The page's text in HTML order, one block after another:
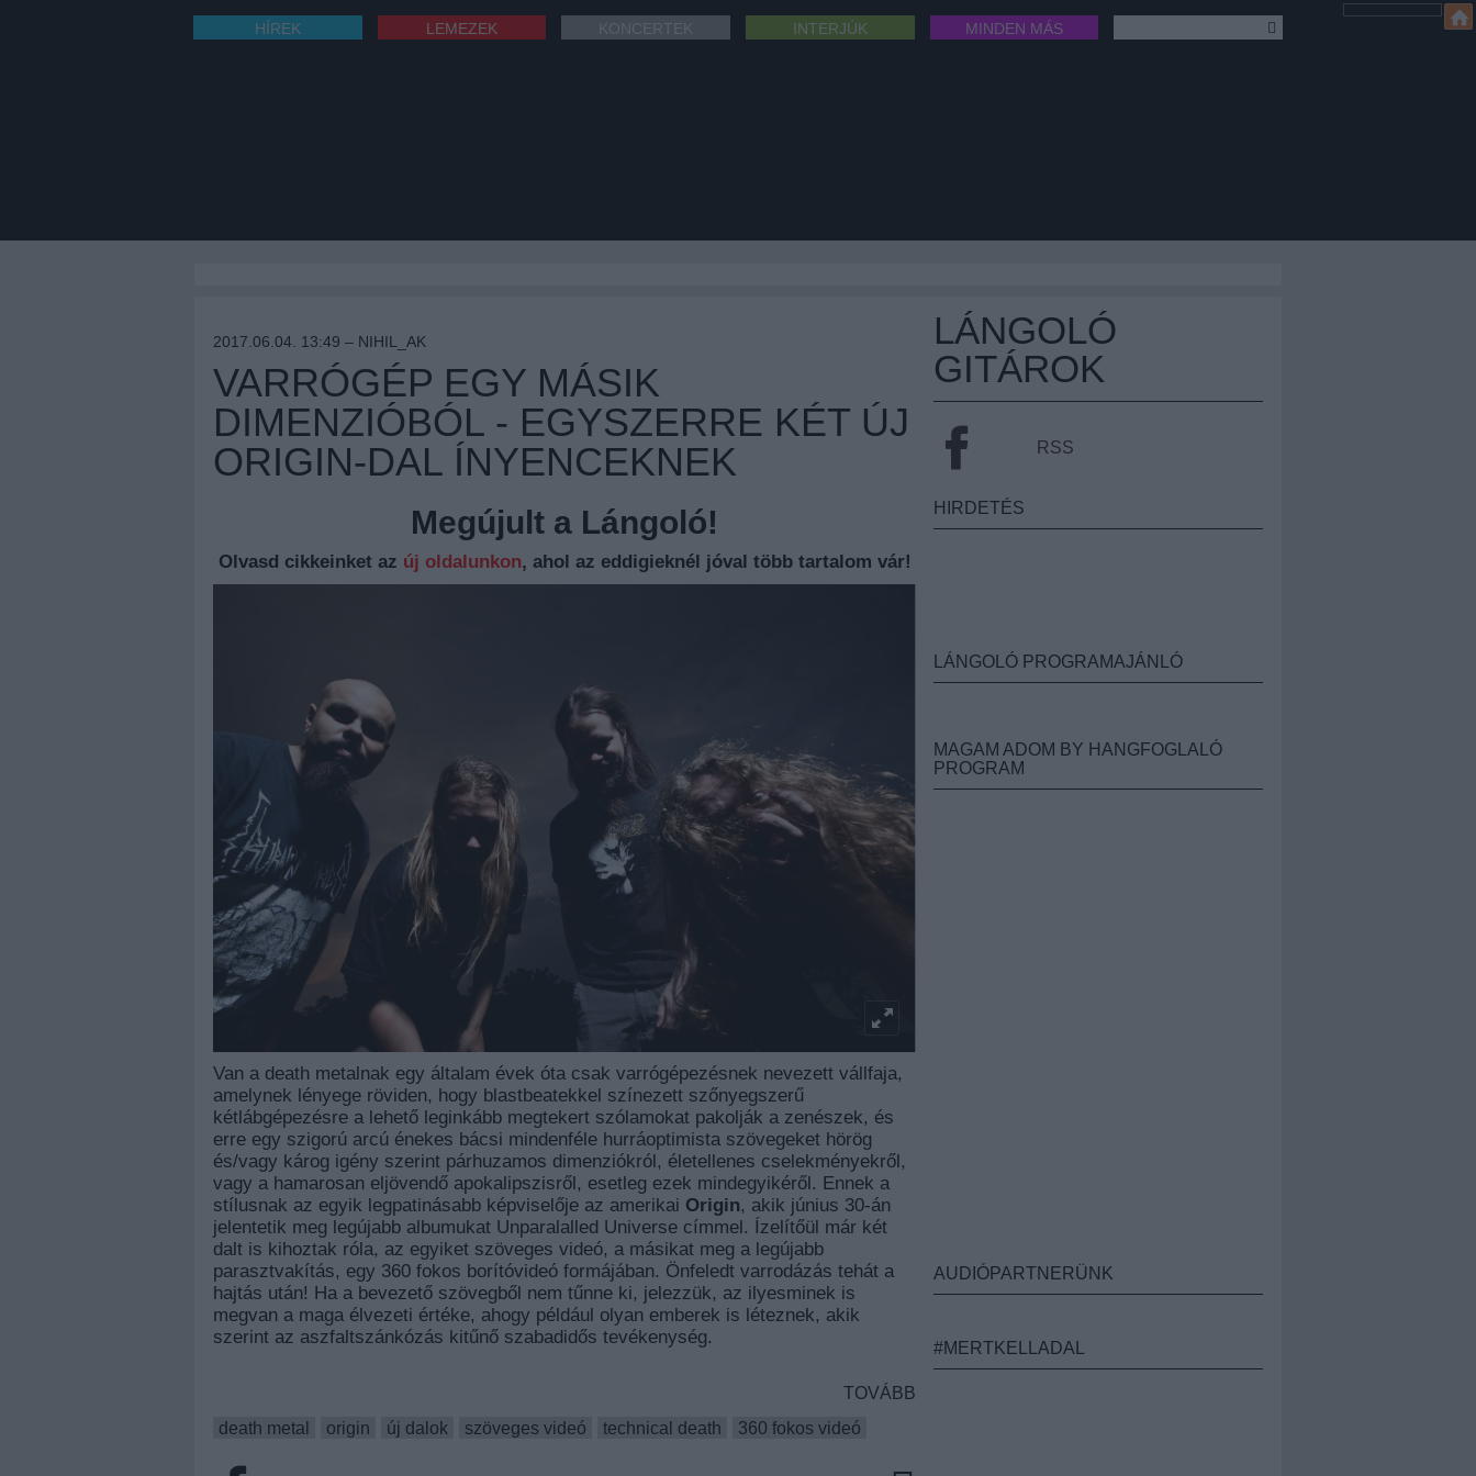
HÍREK LEMEZEK INTERJÚK MINDEN MÁS
2017.06.04. 13:49 – NIHIL_AK
VARRÓGÉP EGY MÁSIK
DIMENZIÓBÓL - EGYSZERRE KÉT ÚJ
ORIGIN-DAL ÍNYENCEKNEK
Megújult a Lángoló!
Olvasd cikkeinket az új oldalunkon, ahol az eddigieknél jóval több tartalom vár!
Van a death metalnak egy általam évek óta csak varrógépezésnek nevezett vállfaja,
amelynek lényege röviden, hogy blastbeatekkel színezett szőnyegszerű
kétlábgépezésre a lehető leginkább megtekert szólamokat pakolják a zenészek, és
erre egy szigorú arcú énekes bácsi mindenféle hurráoptimista szövegeket hörög
és/vagy károg igény szerint párhuzamos dimenziókról, életellenes cselekményekről,
vagy a hamarosan eljövendő apokalipszisről, esetleg ezek mindegyikéről. Ennek a
stílusnak az egyik legpatinásabb képviselője az amerikai Origin, akik június 30-án
jelentetik meg legújabb albumukat Unparalalled Universe címmel. Ízelítőül már két
dalt is kihoztak róla, az egyiket szöveges videó, a másikat meg a legújabb
parasztvakítás, egy 360 fokos borítóvideó formájában. Önfeledt varrodázás tehát a
hajtás után! Ha a bevezető szövegből nem tűnne ki, jelezzük, az ilyesminek is
megvan a maga élvezeti értéke, ahogy például olyan emberek is léteznek, akik
szerint az aszfaltszánkózás kitűnő szabadidős tevékenység.
TOVÁBB
death metal
origin új dalok szöveges videó technical death 360 fokos videó
LÁNGOLÓ
GITÁROK
RSS
HIRDETÉS
LÁNGOLÓ PROGRAMAJÁNLÓ
MAGAM ADOM BY HANGFOGLALÓ
PROGRAM
AUDIÓPARTNERÜNK
#MERTKELLADAL